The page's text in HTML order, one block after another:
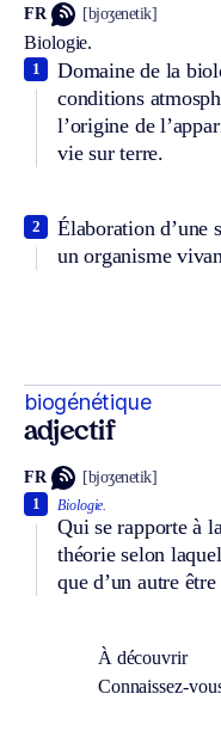
FR [bjoʒenetik]
Biologie.
Domaine de la
conditions
l’origine de
vie sur terre.
1
Élaboration d’une
un organisme
2
biogénétique
adjectif
FR [bjoʒenetik]
Biologie.
Qui se rapporte à
théorie selon
que d’un autre
1
À découvrir
Connaissez-